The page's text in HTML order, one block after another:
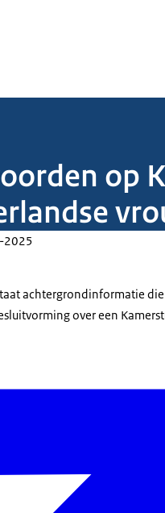
op
2025
achtergrondinformatie
over een